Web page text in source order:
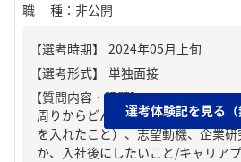
職種 ： 非公開
【質問内容・課題】
周りからどんな人といわれる？、
を入れたこと）、志望動機、企業
か、入社後にしたいこと/キャリア
選考体験記を見る（